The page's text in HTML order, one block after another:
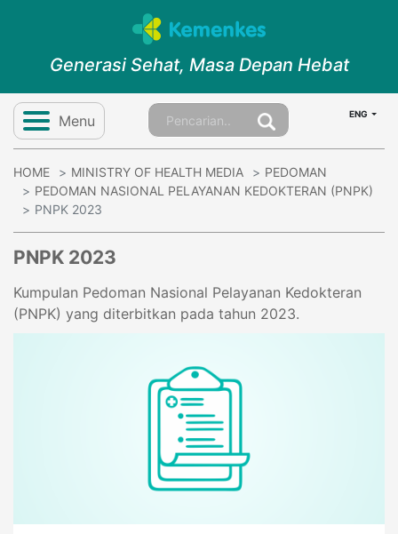
Generasi Sehat, Masa Depan Hebat
Menu ENG
HOME MINISTRY OF HEALTH MEDIA
PEDOMAN
PEDOMAN NASIONAL PELAYANAN KEDOKTERAN (PNPK)
PNPK 2023
PNPK 2023
Kumpulan Pedoman Nasional Pelayanan Kedokteran
(PNPK) yang diterbitkan pada tahun 2023.